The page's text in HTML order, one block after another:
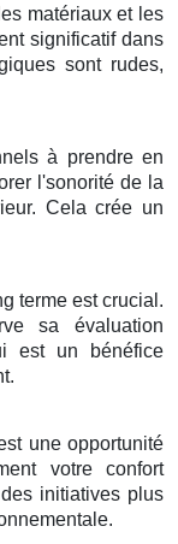
matériauxet les
significatifdans
sont rudes,
à prendre en
l'sonoritéde la
. Celacrée un
terme estcrucial .
saévaluation
est un
bénéfice
.
une opportunité
votreconfort
initiativesplus
.